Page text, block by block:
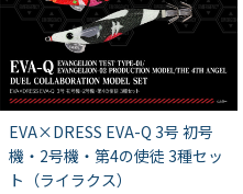
EVA×DRESS EVA-Q 3号 初号
機・2号機・第4の使徒 3種セッ
ト（ライラクス）